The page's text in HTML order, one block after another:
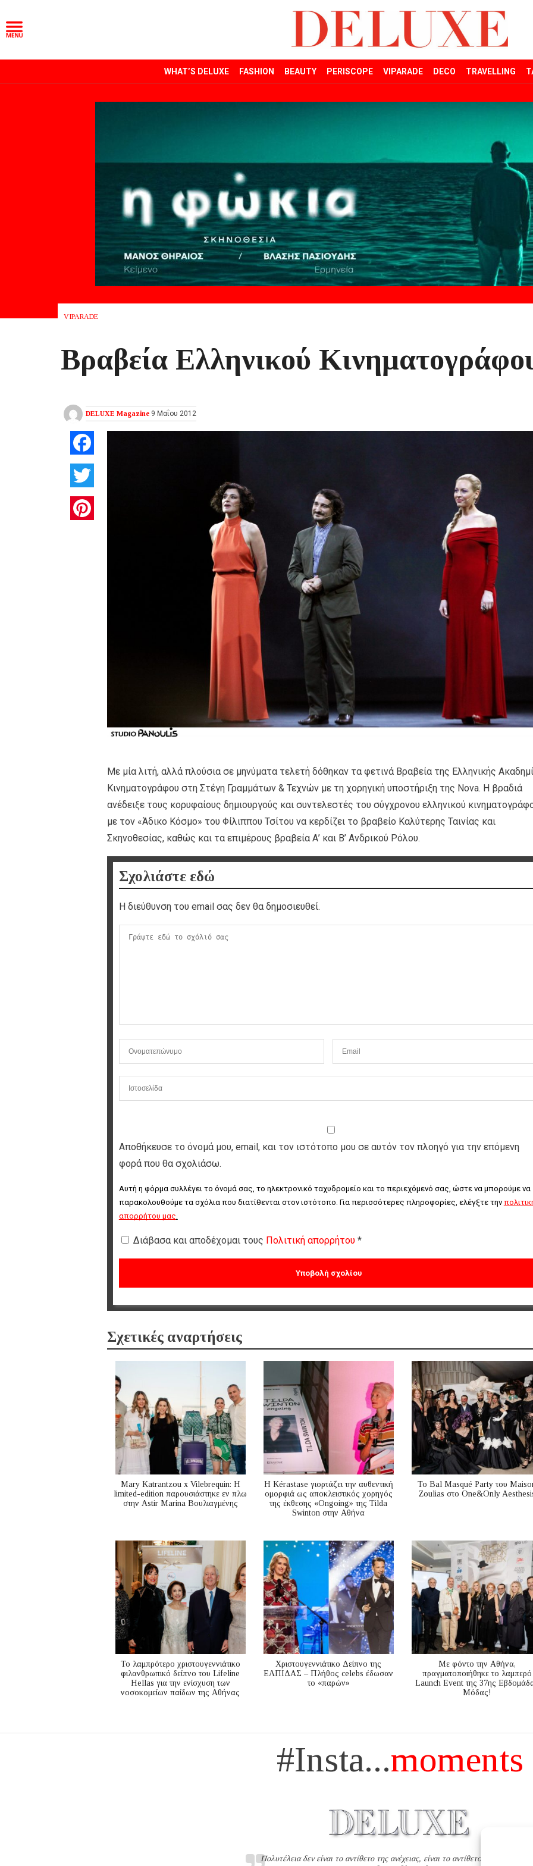
WHAT’S DELUXE FASHION BEAUTY PERISCOPE VIPARADE DECO TRAVELLING
VIPARADE
Βραβεία Ελληνικού
DELUXE Magazine 9 Μαΐου 2012
Με μία λιτή, αλλά πλούσια σε μηνύματα τελετή δόθηκαν τα φετινά Βραβεία της Ελληνικής
Κινηματογράφου στη Στέγη Γραμμάτων & Τεχνών με τη χορηγική υποστήριξη της Nova. Η βραδιά
ανέδειξε τους κορυφαίους δημιουργούς και συντελεστές του σύγχρονου ελληνικού
με τον «Άδικο Κόσμο» του Φίλιππου Τσίτου να κερδίζει το βραβείο Καλύτερης Ταινίας και
Σκηνοθεσίας, καθώς και τα επιμέρους βραβεία Α’ και B’ Ανδρικού Ρόλου.
Σχολιάστε εδώ
Η διεύθυνση του email σας δεν θα δημοσιευθεί.
Αποθήκευσε το όνομά μου, email, και τον ιστότοπο μου σε αυτόν τον πλοηγό για την επόμενη
φορά που θα σχολιάσω.
Αυτή η φόρμα συλλέγει το όνομά σας, το ηλεκτρονικό ταχυδρομείο και το περιεχόμενό σας, ώστε να μπορούμε να
παρακολουθούμε τα σχόλια που διατίθενται στον ιστότοπο. Για περισσότερες πληροφορίες, ελέγξτε την
απορρήτου μας
Διάβασα και αποδέχομαι τους Πολιτική απορρήτου *
Σχετικές αναρτήσεις
Mary Katrantzou x Vilebrequin: Η
limited-edition παρουσιάστηκε εν πλω
στην Astir Marina Βουλιαγμένης
Η Kérastase γιορτάζει την αυθεντική
ομορφιά ως αποκλειστικός χορηγός
της έκθεσης «Ongoing» της Tilda
Swinton στην Αθήνα
Το Bal Masqué Party του
Zoulias στο One&Only
Το λαμπρότερο χριστουγεννιάτικο
φιλανθρωπικό δείπνο του Lifeline
Hellas για την ενίσχυση των
νοσοκομείων παίδων της Αθήνας
Χριστουγεννιάτικο Δείπνο της
ΕΛΠΙΔΑΣ – Πλήθος celebs έδωσαν
το «παρών»
Με φόντο την Αθήνα,
πραγματοποιήθηκε το λαμπερό
Launch Event της 37ης
Μόδας!
#Insta...moments
Πολυτέλεια δεν είναι το αντίθετο της ανέχειας, είναι το αντίθετο της